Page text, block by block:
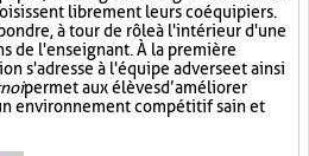
librement leurs coéquipiers.
à tour de rôle à l'intérieur d'une
de l'enseignant. À la première
s'adresse à l'équipe adverse et ainsi
permet aux élèves d’améliorer
environnement compétitif sain et